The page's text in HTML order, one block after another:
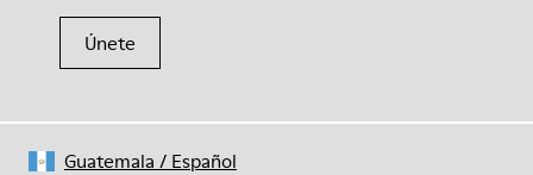
Únete
Guatemala / Español